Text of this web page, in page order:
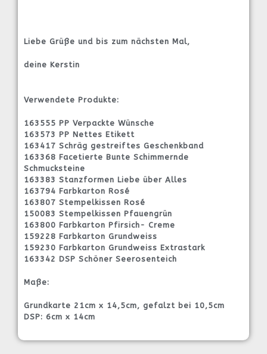
Liebe Grüße und bis zum nächsten Mal,
deine Kerstin
Verwendete Produkte:
163555 PP Verpackte Wünsche
163573 PP Nettes Etikett
163417 Schräg gestreiftes Geschenkband
163368 Facetierte Bunte Schimmernde
Schmucksteine
163383 Stanzformen Liebe über Alles
163794 Farbkarton Rosé
163807 Stempelkissen Rosé
150083 Stempelkissen Pfauengrün
163800 Farbkarton Pfirsich- Creme
159228 Farbkarton Grundweiss
159230 Farbkarton Grundweiss Extrastark
163342 DSP Schöner Seerosenteich
Maße:
Grundkarte 21cm x 14,5cm, gefalzt bei 10,5cm
DSP: 6cm x 14cm